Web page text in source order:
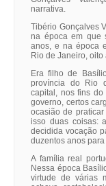
narrativa.
Tibério Gonçalves
na época em que
anos, e na época
Rio de Janeiro, oito
Era filho de
província do Rio
capital, nos fins do
governo, certos
ocasião de
isso duas coisas:
decidida vocação
duzentos anos
A família real
Nessa época
virtude de várias